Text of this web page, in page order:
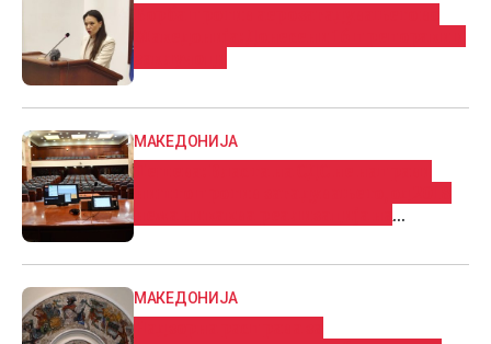
МАКЕДОНИЈА
нема никаква реализација на
МАКЕДОНИЈА